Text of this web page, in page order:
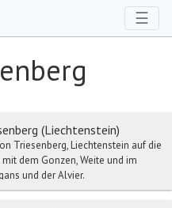
☰
(Liechtenstein)
Triesenberg, Liechtenstein auf die
dem Gonzen, Weite und im
und der Alvier.